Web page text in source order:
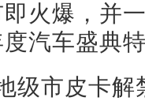
火爆，并
汽车盛典